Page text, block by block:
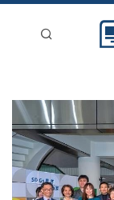
新聞稿分類
登入
刊登